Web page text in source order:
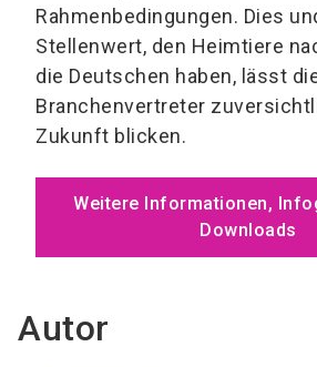
Rahmenbedingungen. Dies
Stellenwert, den Heimtiere
die Deutschen haben, lässt
Branchenvertreter
Zukunft blicken.
Weitere Informationen,
Downloads
Autor